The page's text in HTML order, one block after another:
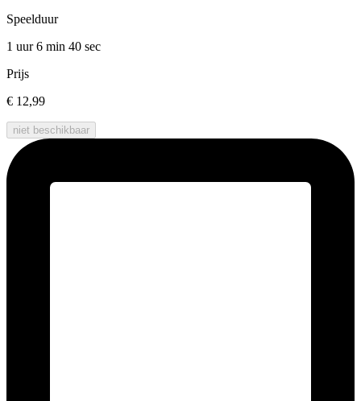
Speelduur
1 uur 6 min 40 sec
Prijs
€ 12,99
niet beschikbaar